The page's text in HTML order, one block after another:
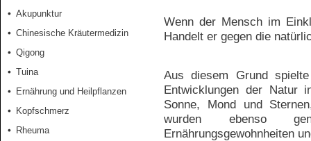
Akupunktur
Chinesische Kräutermedizin
Qigong
Tuina
Ernährung und Heilpflanzen
Kopfschmerz
Rheuma
Wenn der Mensch im
Handelt er gegen die
Aus diesem Grund
Entwicklungen der Natur
Sonne, Mond und
wurden ebenso
Ernährungsgewohnheiten